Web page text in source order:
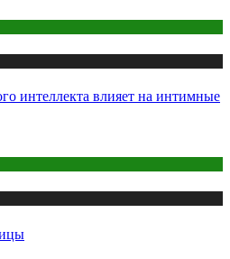
интеллекта влияет на интимные